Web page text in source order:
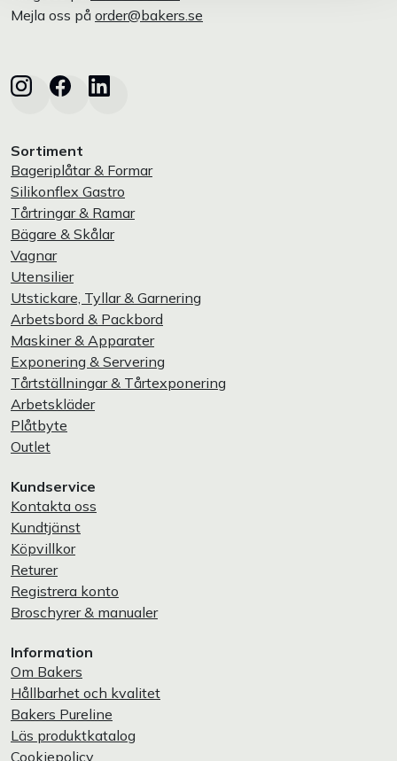
Mejla oss på order@bakers.se
Sortiment
Bageriplåtar & Formar
Silikonflex Gastro
Tårtringar & Ramar
Bägare & Skålar
Vagnar
Utensilier
Utstickare, Tyllar & Garnering
Arbetsbord & Packbord
Maskiner & Apparater
Exponering & Servering
Tårtställningar & Tårtexponering
Arbetskläder
Plåtbyte
Outlet
Kundservice
Kontakta oss
Kundtjänst
Köpvillkor
Returer
Registrera konto
Broschyrer & manualer
Information
Om Bakers
Hållbarhet och kvalitet
Bakers Pureline
Läs produktkatalog
Cookiepolicy